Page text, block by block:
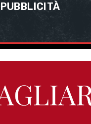
PUBBLICITÀ